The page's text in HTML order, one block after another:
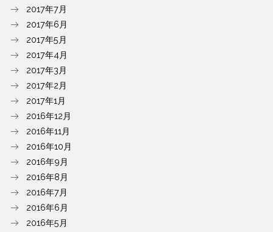
2017年7月
2017年6月
2017年5月
2017年4月
2017年3月
2017年2月
2017年1月
2016年12月
2016年11月
2016年10月
2016年9月
2016年8月
2016年7月
2016年6月
2016年5月